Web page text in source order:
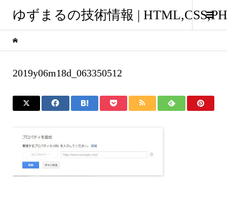
ゆずまるの技術情報 |
2019y06m18d_063350512